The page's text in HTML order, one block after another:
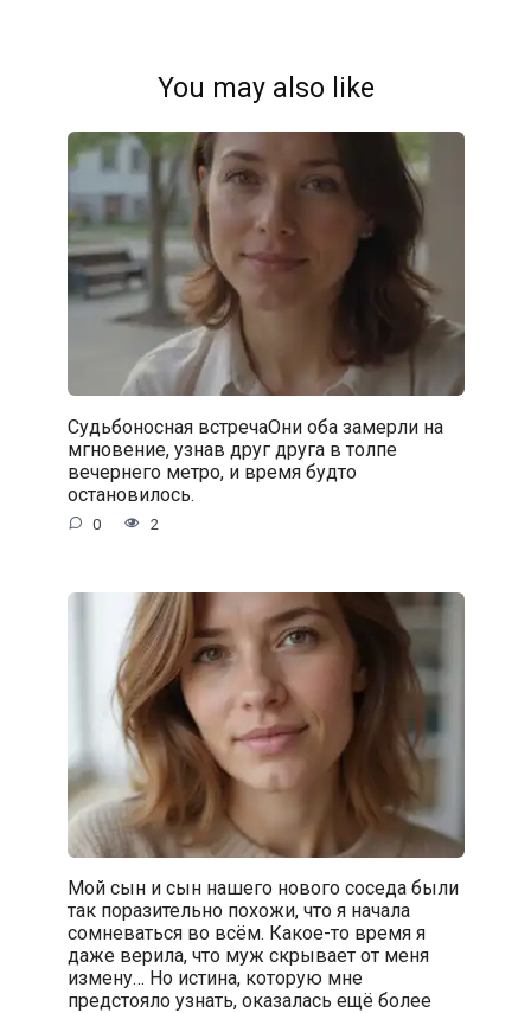
You may also like
Судьбоносная встречаОни оба замерли на
мгновение, узнав друг друга в толпе
вечернего метро, и время будто
остановилось.
0 2
Мой сын и сын нашего нового соседа были
так поразительно похожи, что я начала
сомневаться во всём. Какое-то время я
даже верила, что муж скрывает от меня
измену… Но истина, которую мне
предстояло узнать, оказалась ещё более